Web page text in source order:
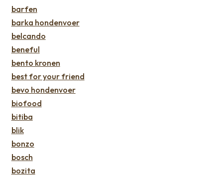
barfen
barka hondenvoer
belcando
beneful
bento kronen
best for your friend
bevo hondenvoer
biofood
bitiba
blik
bonzo
bosch
bozita